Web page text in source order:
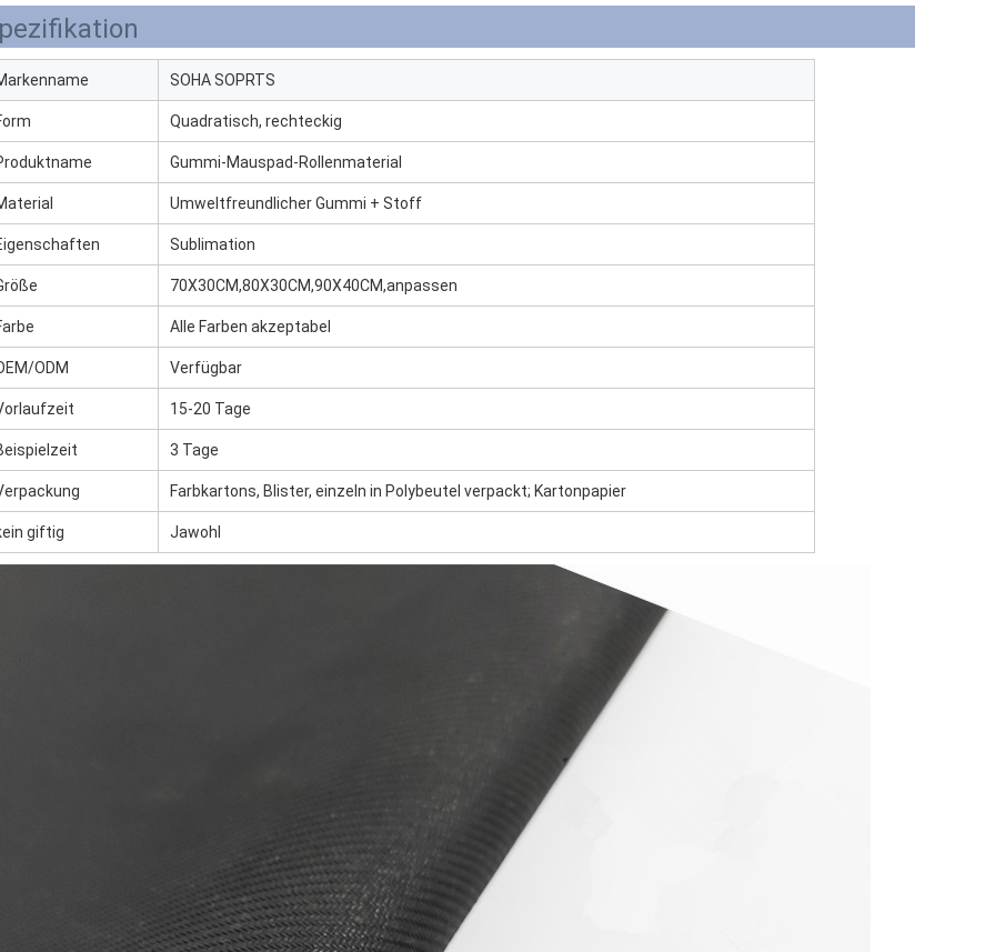
SOHA SOPRTS
Quadratisch, rechteckig
Gummi-Mauspad-Rollenmaterial
Umweltfreundlicher Gummi + Stoff
Sublimation
70X30CM,80X30CM,90X40CM,anpassen
Alle Farben akzeptabel
ODM Verfügbar
15-20 Tage
3 Tage
Farbkartons, Blister, einzeln in Polybeutel verpackt; Kartonpapier
giftig Jawohl